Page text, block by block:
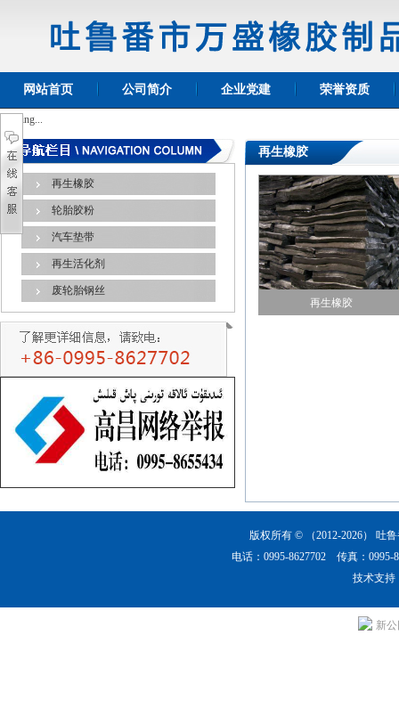
网站首页 公司简介 企业党建 荣誉资质
Loading...
再生橡胶
轮胎胶粉
汽车垫带
再生活化剂
废轮胎钢丝
再生橡胶
再生橡胶
版权所有 © （2012-2026）吐
电话：0995-8627702 传真：
技术支持
新公